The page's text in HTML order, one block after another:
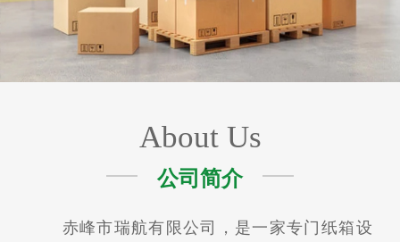
About Us
公司简介
赤峰市瑞航有限公司，是一家专门纸箱设